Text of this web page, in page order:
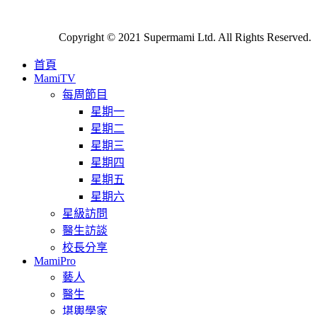
Copyright © 2021 Supermami Ltd. All Rights Reserved.
首頁
MamiTV
每周節目
星期一
星期二
星期三
星期四
星期五
星期六
星級訪問
醫生訪談
校長分享
MamiPro
藝人
醫生
堪輿學家